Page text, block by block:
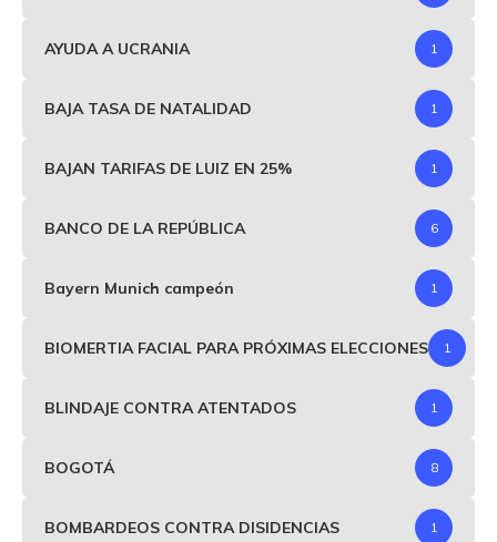
AYUDA A UCRANIA 1
BAJA TASA DE NATALIDAD 1
BAJAN TARIFAS DE LUIZ EN 25% 1
BANCO DE LA REPÚBLICA 6
Bayern Munich campeón 1
BIOMERTIA FACIAL PARA PRÓXIMAS ELECCIONES 1
BLINDAJE CONTRA ATENTADOS 1
BOGOTÁ 8
BOMBARDEOS CONTRA DISIDENCIAS 1